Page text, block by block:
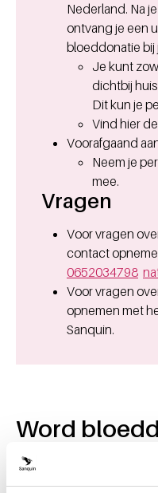
Nederland. Na
ontvang je een
bloeddonatie bij
Je kunt
dichtbij
Dit kun je
Vind hier de
Voorafgaand
Neem je
mee.
Vragen
Voor vragen
contact
0652034798
Voor vragen
opnemen met
Sanquin.
Word
levens